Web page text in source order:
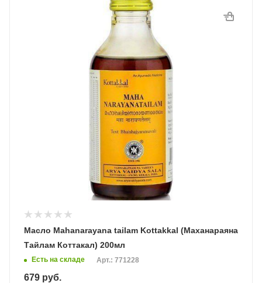
Масло Mahanarayana tailam Kottakkal (Маханараяна
Тайлам Коттакал) 200мл
Есть на складе Арт.: 771228
679 руб.